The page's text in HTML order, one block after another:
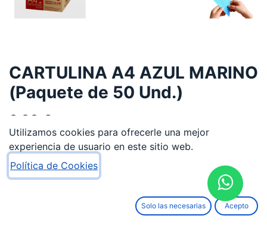
CARTULINA A4 AZUL MARINO
(Paquete de 50 Und.)
3,33 €
Utilizamos cookies para ofrecerle una mejor
experiencia de usuario en este sitio web.
Política de Cookies
Solo las necesarias Acepto